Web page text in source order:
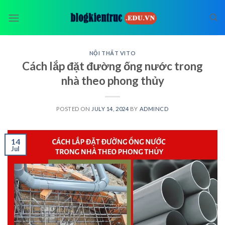
NỘI THẤT VITO
Cách lắp đặt đường ống nước trong
nhà theo phong thủy
POSTED ON JULY 14, 2024 BY ADMINCD
14
Jul